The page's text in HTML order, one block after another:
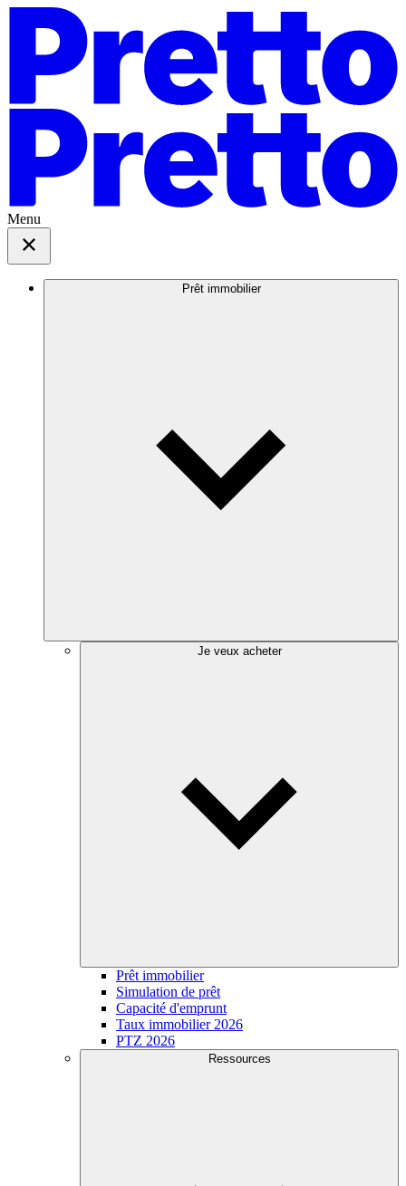
Menu
Prêt immobilier
Je veux acheter
Prêt immobilier
Simulation de prêt
Capacité d'emprunt
Taux immobilier 2026
PTZ 2026
Ressources